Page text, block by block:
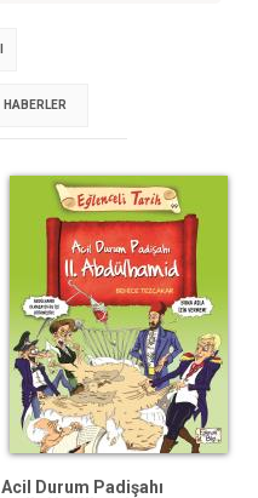
HABERLER
Acil Durum Padişahı